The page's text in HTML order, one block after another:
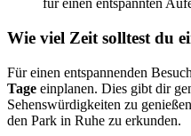
für einen entspannten
Wie viel Zeit solltest du
Für einen entspannenden
Tage einplanen. Dies gibt dir
Sehenswürdigkeiten zu
den Park in Ruhe zu erkunden.